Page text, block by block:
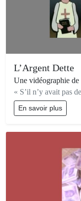
L’Argent Dette
Une vidéographie
« S’il n’y avait pas
En savoir plus